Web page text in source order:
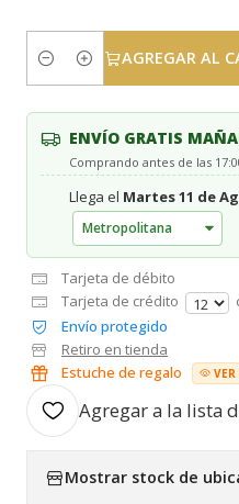
Cantidad
AGREGAR AL
ENVÍO GRATIS
Comprando antes de las
Llega el Martes 11 de
Tarjeta de débito
Tarjeta de crédito
Envío protegido
Retiro en tienda
Estuche de regalo
Agregar a la lista
Mostrar stock de